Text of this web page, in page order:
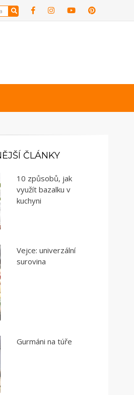
ČLÁNKY
10 způsobů, jak
využít bazalku v
kuchyni
Vejce: univerzální
surovina
Gurmáni na túře